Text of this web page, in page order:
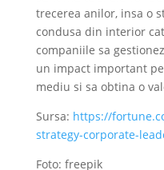
trecerea anilor, insa o
condusa din interior
companiile sa
un impact important
mediu si sa obtina o
Sursa: https://
strategy-corporate-
Foto: freepik